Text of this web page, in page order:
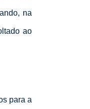
na
ao
para a